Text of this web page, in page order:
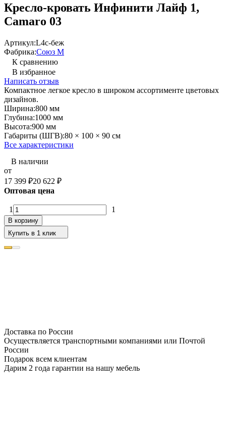
Кресло-кровать Инфинити Лайф 1,
Camaro 03
Артикул:L4с-беж
Фабрика:Союз М
К сравнению
В избранное
Написать отзыв
Компактное легкое кресло в широком ассортименте цветовых
дизайнов.
Ширина:800 мм
Глубина:1000 мм
Высота:900 мм
Габариты (ШГВ):80 × 100 × 90 см
Все характеристики
В наличии
от
17 399 ₽20 622 ₽
Оптовая цена
1 1
В корзину
Купить в 1 клик
Доставка по России
Осуществляется транспортными компаниями или Почтой
России
Подарок всем клиентам
Дарим 2 года гарантии на нашу мебель